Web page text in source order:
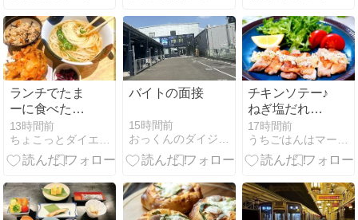
ランチでたま
ーに食べたく
なるのが…
13時間前
バイトの面接
15時間前
チキンソテー♪
ねぎ塩だれ＆
うま味きのこ
の冷奴
17時間前